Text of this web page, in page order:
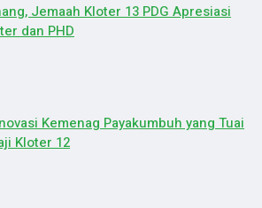
Jemaah Kloter 13 PDG Apresiasi
dan PHD
Kemenag Payakumbuh yang Tuai
Kloter 12